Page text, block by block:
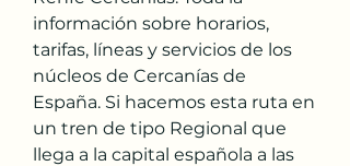
información sobre horarios,
tarifas, líneas y servicios de los
núcleos de Cercanías de
España. Si hacemos esta ruta en
un tren de tipo Regional que
llega a la capital española a las